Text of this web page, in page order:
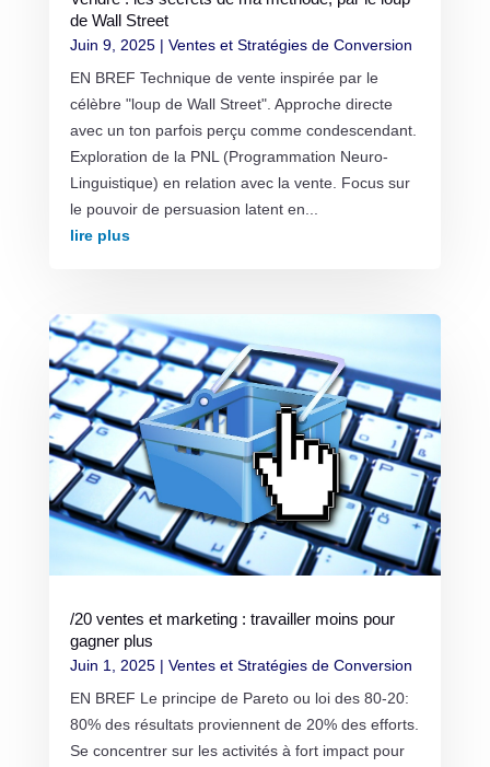
de Wall Street
Juin 9, 2025| Ventes et Stratégies de Conversion
EN BREF Technique de vente inspirée par le
célèbre "loup de Wall Street". Approche directe
avec un ton parfois perçu comme condescendant.
Exploration de la PNL (Programmation Neuro-
Linguistique) en relation avec la vente. Focus sur
le pouvoir de persuasion latent en...
lire plus
/20 ventes et marketing : travailler moins pour
gagner plus
Juin 1, 2025| Ventes et Stratégies de Conversion
EN BREF Le principe de Pareto ou loi des 80-20:
80% des résultats proviennent de 20% des efforts.
Se concentrer sur les activités à fort impact pour